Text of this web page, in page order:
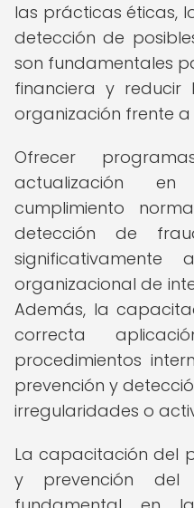
las prácticas éticas,
detección de
son fundamentales
financiera y
organización frente
Ofrecer
actualización
cumplimiento
detección de
organizacional de
Además, la
correcta
procedimientos
prevención y
irregularidades o
La capacitación del
y prevención